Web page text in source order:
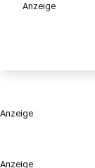
Anzeige
Anzeige
Anzeige